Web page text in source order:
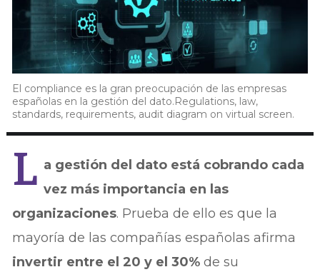
El compliance es la gran preocupación de las empresas
españolas en la gestión del dato.Regulations, law,
standards, requirements, audit diagram on virtual screen.
L a gestión del dato está cobrando cada
vez más importancia en las
organizaciones. Prueba de ello es que la
mayoría de las compañías españolas afirma
invertir entre el 20 y el 30% de su